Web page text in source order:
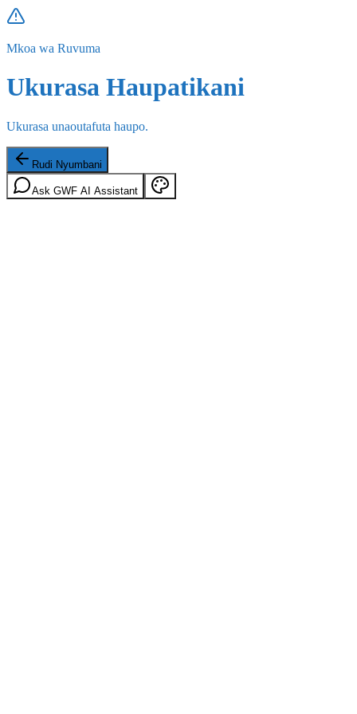
Mkoa wa Ruvuma
Ukurasa Haupatikani
Ukurasa unaoutafuta haupo.
Rudi Nyumbani
Ask GWF AI Assistant